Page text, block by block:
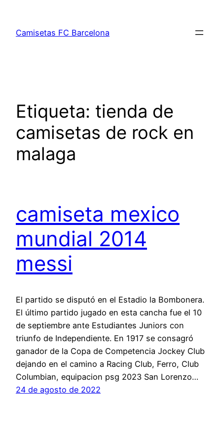
contenido
Camisetas FC Barcelona
Etiqueta: tienda de
camisetas de rock en
malaga
camiseta mexico
mundial 2014
messi
El partido se disputó en el Estadio la Bombonera.
El último partido jugado en esta cancha fue el 10
de septiembre ante Estudiantes Juniors con
triunfo de Independiente. En 1917 se consagró
ganador de la Copa de Competencia Jockey Club
dejando en el camino a Racing Club, Ferro, Club
Columbian, equipacion psg 2023 San Lorenzo…
24 de agosto de 2022